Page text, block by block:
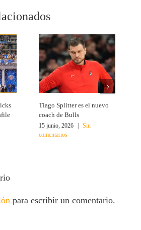
Tiago Splitter es el nuevo
coach de Bulls
15 junio, 2026
Sin
comentarios
para escribir un comentario.